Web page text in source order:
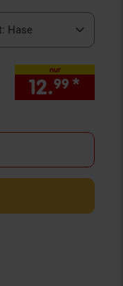
Hase
nur
12.99 *